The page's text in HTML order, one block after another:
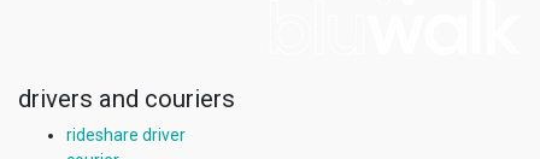
drivers and couriers
rideshare driver